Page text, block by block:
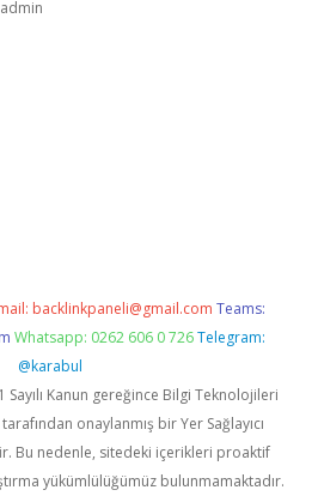
admin
backlinkpaneli@gmail.com Teams:
Whatsapp: 0262 606 0 726 Telegram:
@karabul
Sayılı Kanun gereğince Bilgi Teknolojileri
onaylanmış bir Yer Sağlayıcı
Bu nedenle, sitedeki içerikleri proaktif
yükümlülüğümüz bulunmamaktadır.